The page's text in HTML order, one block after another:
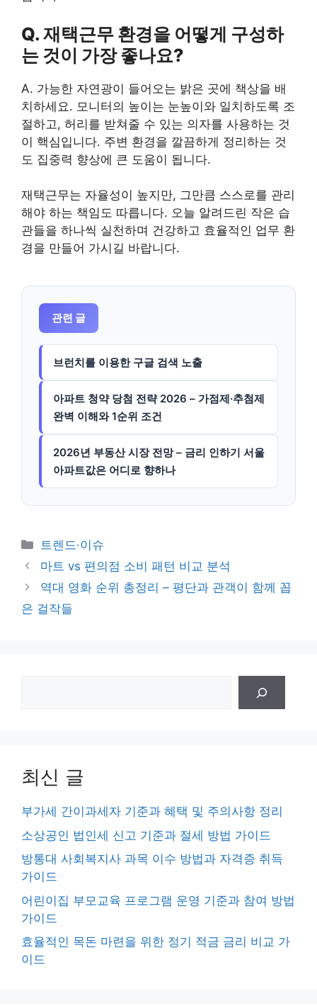
Q. 재택근무 환경을 어떻게 구성하
는 것이 가장 좋나요?
A. 가능한 자연광이 들어오는 밝은 곳에 책상을 배
치하세요. 모니터의 높이는 눈높이와 일치하도록 조
절하고, 허리를 받쳐줄 수 있는 의자를 사용하는 것
이 핵심입니다. 주변 환경을 깔끔하게 정리하는 것
도 집중력 향상에 큰 도움이 됩니다.
재택근무는 자율성이 높지만, 그만큼 스스로를 관리
해야 하는 책임도 따릅니다. 오늘 알려드린 작은 습
관들을 하나씩 실천하며 건강하고 효율적인 업무 환
경을 만들어 가시길 바랍니다.
관련 글
브런치를 이용한 구글 검색 노출
아파트 청약 당첨 전략 2026 – 가점제·추첨제
완벽 이해와 1순위 조건
2026년 부동산 시장 전망 – 금리 인하기 서울
아파트값은 어디로 향하나
카
테
리
트렌드·이슈
마트 vs 편의점 소비 패턴 비교 분석
역대 영화 순위 총정리 – 평단과 관객이 함께 꼽
은 걸작들
최신 글
부가세 간이과세자 기준과 혜택 및 주의사항 정리
소상공인 법인세 신고 기준과 절세 방법 가이드
방통대 사회복지사 과목 이수 방법과 자격증 취득
가이드
어린이집 부모교육 프로그램 운영 기준과 참여 방법
가이드
효율적인 목돈 마련을 위한 정기 적금 금리 비교 가
이드